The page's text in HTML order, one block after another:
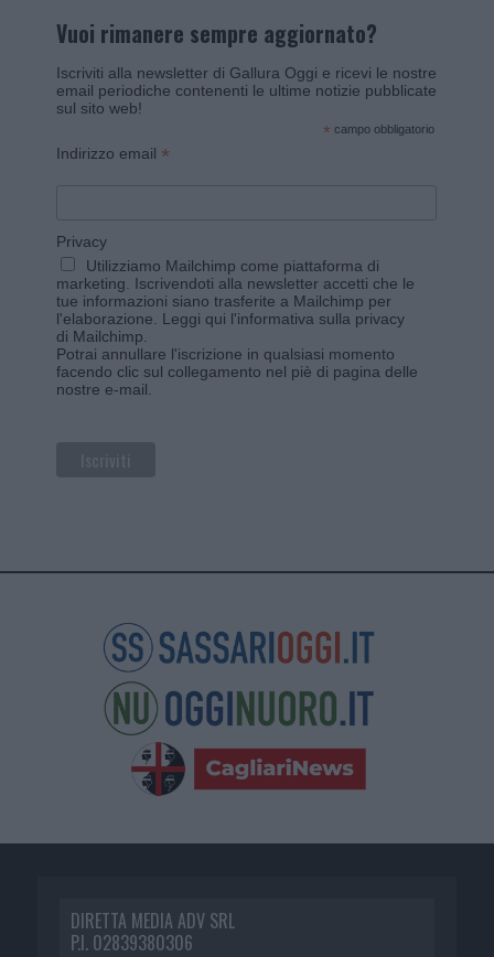
Vuoi rimanere sempre aggiornato?
Iscriviti alla newsletter di Gallura Oggi e ricevi le nostre
email periodiche contenenti le ultime notizie pubblicate
sul sito web!
* campo obbligatorio
Indirizzo email *
Privacy
Utilizziamo Mailchimp come piattaforma di
marketing. Iscrivendoti alla newsletter accetti che le
tue informazioni siano trasferite a Mailchimp per
l'elaborazione. Leggi qui l'informativa sulla privacy
di Mailchimp
Potrai annullare l'iscrizione in qualsiasi momento
facendo clic sul collegamento nel piè di pagina delle
nostre e-mail.
DIRETTA MEDIA ADV SRL
P.I. 02839380306